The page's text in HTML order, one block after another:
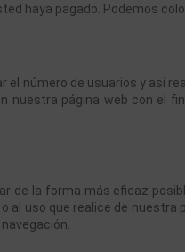
haya pagado. Podemos
número de usuarios y así
nuestra página web con el
de la forma más eficaz
uso que realice de